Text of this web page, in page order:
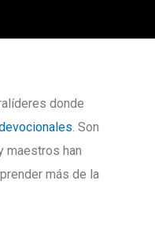
donde
. Son
maestros han
más de la